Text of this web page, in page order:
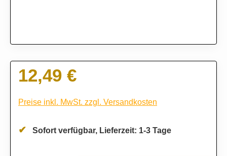
Regulärer Preis:
12,49 €
Preise inkl. MwSt. zzgl. Versandkosten
Sofort verfügbar, Lieferzeit: 1-3 Tage